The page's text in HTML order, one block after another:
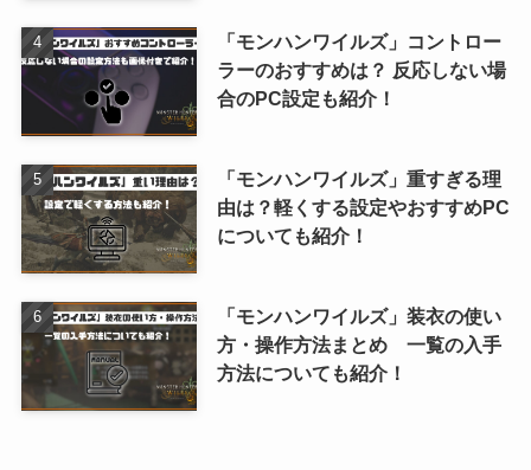
「モンハンワイルズ」コントロー
ラーのおすすめは？ 反応しない場
合のPC設定も紹介！
「モンハンワイルズ」重すぎる理
由は？軽くする設定やおすすめPC
についても紹介！
「モンハンワイルズ」装衣の使い
方・操作方法まとめ 一覧の入手
方法についても紹介！